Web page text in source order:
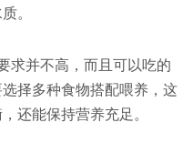
。
求并不高，而且可以吃的
择多种食物搭配喂养，这
还能保持营养充足。